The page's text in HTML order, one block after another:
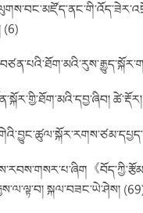
(6)
《
སྐལ་བཟང་ཡེ་ཤེས།